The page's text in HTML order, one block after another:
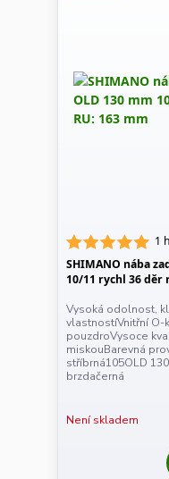
1
SHIMANO nába
10/11 rychl 36 děr
Vysoká odolnost,
vlastnostíVnitřní O-
pouzdroVysoce
miskouBarevná
stříbrná105OLD
brzdačerná
Není skladem